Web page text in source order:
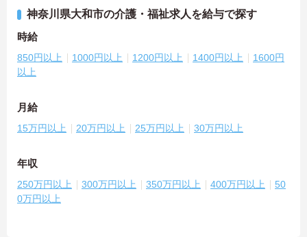
神奈川県大和市の介護・福祉求人を給与で探す
時給
850円以上 1000円以上 1200円以上 1400円以上
1600円
以上
月給
15万円以上 20万円以上 25万円以上 30万円以上
年収
250万円以上 300万円以上 350万円以上 400万円以上
50
0万円以上